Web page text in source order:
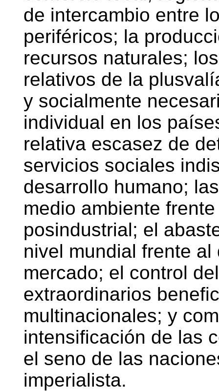
de intercambio entre
periféricos; la
recursos naturales;
relativos de la
y socialmente
individual en los
relativa escasez de
servicios sociales
desarrollo humano;
medio ambiente
posindustrial; el
nivel mundial frente
mercado; el control
extraordinarios
multinacionales; y
intensificación de las
el seno de las
imperialista.